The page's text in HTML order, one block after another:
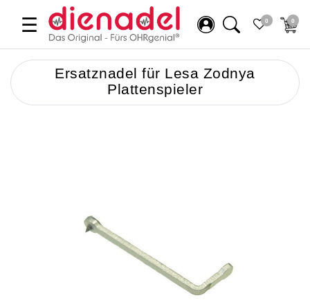
☰ 0 0
Ersatznadel für Lesa Zodnya
Plattenspieler